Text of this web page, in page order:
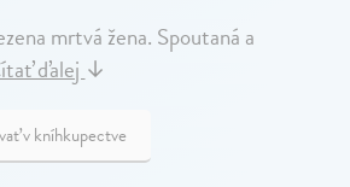
mrtvá žena. Spoutaná a
ďalej ↓
v kníhkupectve